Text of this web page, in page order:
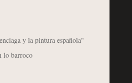
y la pintura española"
lo barroco